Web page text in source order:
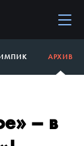
АРХИВ
– в